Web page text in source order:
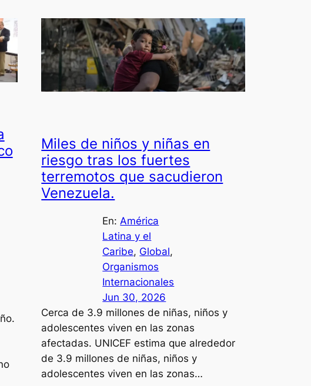
Miles de niños y niñas en
riesgo tras los fuertes
terremotos que sacudieron
Venezuela.
En: América
Latina y el
Caribe, Global
Organismos
Internacionales
Jun 30, 2026
Cerca de 3.9 millones de niñas, niños y
adolescentes viven en las zonas
afectadas. UNICEF estima que alrededor
de 3.9 millones de niñas, niños y
adolescentes viven en las zonas…